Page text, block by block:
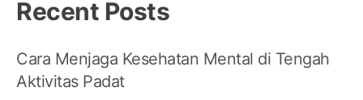
Recent Posts
Cara Menjaga Kesehatan Mental di Tengah
Aktivitas Padat